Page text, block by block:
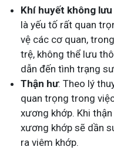
Khí huyết không
là yếu tố rất quan
vệ các cơ quan,
trệ, không thể lưu
dẫn đến tình trạng
Thận hư: Theo lý
quan trọng trong
xương khớp. Khi
xương khớp sẽ dần
ra viêm khớp.